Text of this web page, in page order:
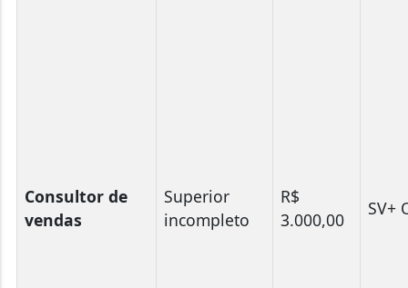
Consultor de
vendas
Superior
incompleto
R$
3.000,00
SV+